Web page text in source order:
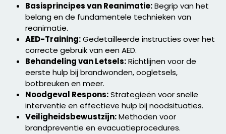
Basisprincipes van Reanimatie:Begrip van het
belang en de fundamentele technieken van
reanimatie.
AED-Training:Gedetailleerde instructies over het
correcte gebruik van een AED.
Behandeling van Letsels:Richtlijnen voor de
eerste hulp bij brandwonden, oogletsels,
botbreuken en meer.
Noodgeval Respons:Strategieën voor snelle
interventie en effectieve hulp bij noodsituaties.
Veiligheidsbewustzijn:Methoden voor
brandpreventie en evacuatieprocedures.